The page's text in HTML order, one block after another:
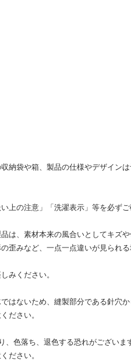
納袋や箱、製品の仕様やデザイン
上の注意」「洗濯表示」等を必ずご
は、素材本来の風合いとしてキズ
歪みなど、一点一点違いが見られる
みください。
はないため、縫製部分である針穴
ださい。
、色落ち、退色する恐れがございま
ださい。